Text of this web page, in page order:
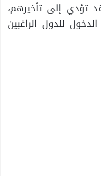
تؤدي إلى تأخيرهم،
للدول الراغبين